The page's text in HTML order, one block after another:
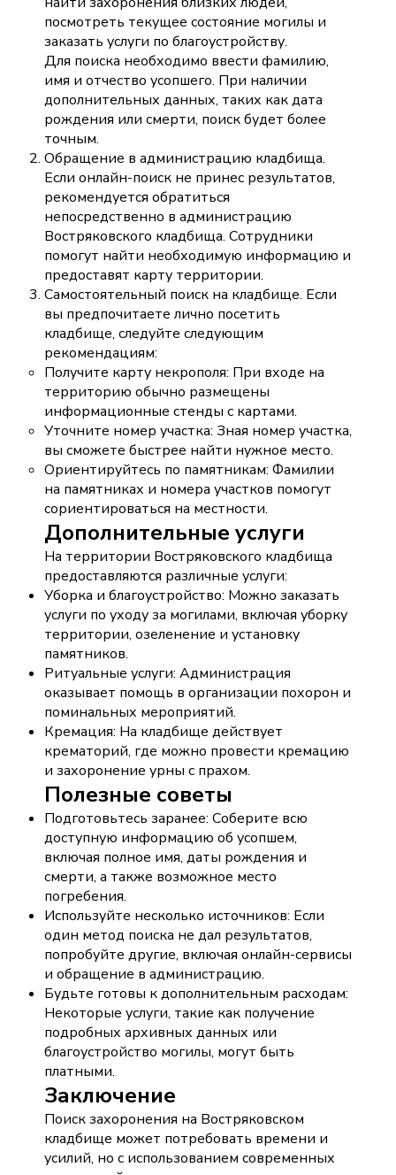
посмотреть текущее состояние могилы и
заказать услуги по благоустройству.
Для поиска необходимо ввести фамилию,
имя и отчество усопшего. При наличии
дополнительных данных, таких как дата
рождения или смерти, поиск будет более
точным.
Обращение в администрацию кладбища.
Если онлайн-поиск не принес результатов,
рекомендуется обратиться
непосредственно в администрацию
Востряковского кладбища. Сотрудники
помогут найти необходимую информацию и
предоставят карту территории.
Самостоятельный поиск на кладбище. Если
вы предпочитаете лично посетить
кладбище, следуйте следующим
рекомендациям:
Получите карту некрополя: При входе на
территорию обычно размещены
информационные стенды с картами.
Уточните номер участка: Зная номер участка,
вы сможете быстрее найти нужное место.
Ориентируйтесь по памятникам: Фамилии
на памятниках и номера участков помогут
сориентироваться на местности.
Дополнительные услуги
На территории Востряковского кладбища
предоставляются различные услуги:
Уборка и благоустройство: Можно заказать
услуги по уходу за могилами, включая уборку
территории, озеленение и установку
памятников.
Ритуальные услуги: Администрация
оказывает помощь в организации похорон и
поминальных мероприятий.
Кремация: На кладбище действует
крематорий, где можно провести кремацию
и захоронение урны с прахом.
Полезные советы
Подготовьтесь заранее: Соберите всю
доступную информацию об усопшем,
включая полное имя, даты рождения и
смерти, а также возможное место
погребения.
Используйте несколько источников: Если
один метод поиска не дал результатов,
попробуйте другие, включая онлайн-сервисы
и обращение в администрацию.
Будьте готовы к дополнительным расходам:
Некоторые услуги, такие как получение
подробных архивных данных или
благоустройство могилы, могут быть
платными.
Заключение
Поиск захоронения на Востряковском
кладбище может потребовать времени и
усилий, но с использованием современных